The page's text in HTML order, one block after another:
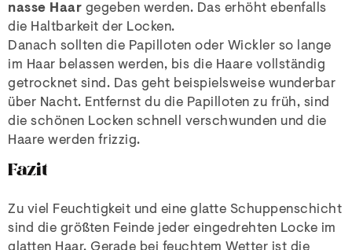
nasse Haar gegeben werden. Das erhöht ebenfalls
die Haltbarkeit der Locken.
Danach sollten die Papilloten oder Wickler so lange
im Haar belassen werden, bis die Haare vollständig
getrocknet sind. Das geht beispielsweise wunderbar
über Nacht. Entfernst du die Papilloten zu früh, sind
die schönen Locken schnell verschwunden und die
Haare werden frizzig.
Fazit
Zu viel Feuchtigkeit und eine glatte Schuppenschicht
sind die größten Feinde jeder eingedrehten Locke im
glatten Haar. Gerade bei feuchtem Wetter ist die